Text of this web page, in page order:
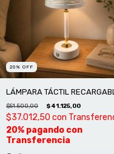
20 % OFF
LÁMPARA TÁCTIL
$51.500,00 $41.125,00
$37.012,50 con